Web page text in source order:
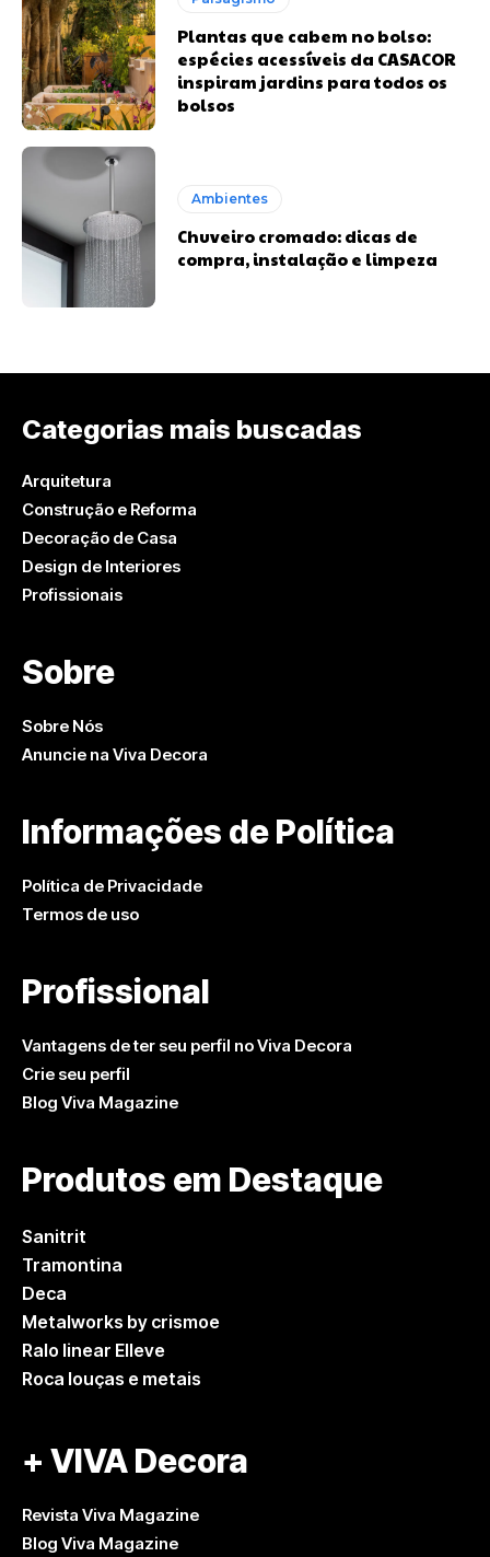
Plantas que cabem no bolso:
espécies acessíveis da CASACOR
inspiram jardins para todos os
bolsos
Ambientes
Chuveiro cromado: dicas de
compra, instalação e limpeza
Categorias mais buscadas
Arquitetura
Construção e Reforma
Decoração de Casa
Design de Interiores
Profissionais
Sobre
Sobre Nós
Anuncie na Viva Decora
Informações de Política
Política de Privacidade
Termos de uso
Profissional
Vantagens de ter seu perfil no Viva Decora
Crie seu perfil
Blog Viva Magazine
Produtos em Destaque
Sanitrit
Tramontina
Deca
Metalworks by crismoe
Ralo linear Elleve
Roca louças e metais
+ VIVA Decora
Revista Viva Magazine
Blog Viva Magazine